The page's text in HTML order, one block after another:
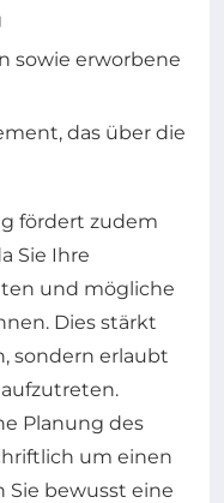
sowie erworbene
das über die
fördert zudem
Sie Ihre
und mögliche
Dies stärkt
sondern erlaubt
Planung des
um einen
Sie bewusst eine